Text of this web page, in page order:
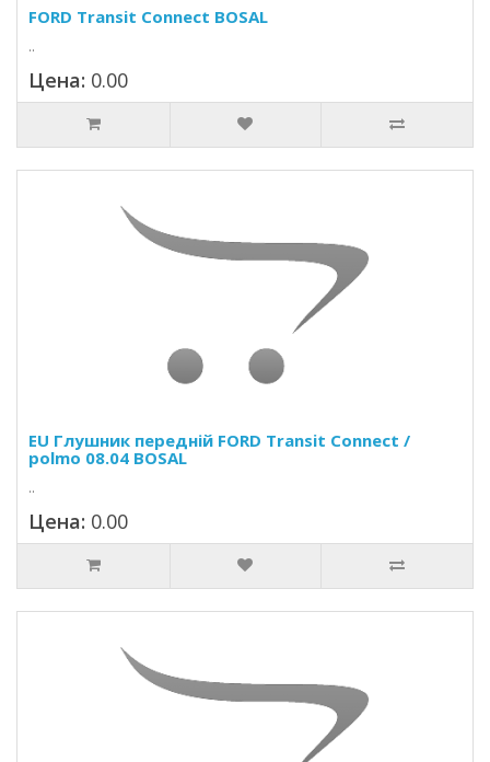
FORD Transit Connect BOSAL
..
Цена: 0.00
EU Глушник передній FORD Transit Connect /
polmo 08.04 BOSAL
..
Цена: 0.00